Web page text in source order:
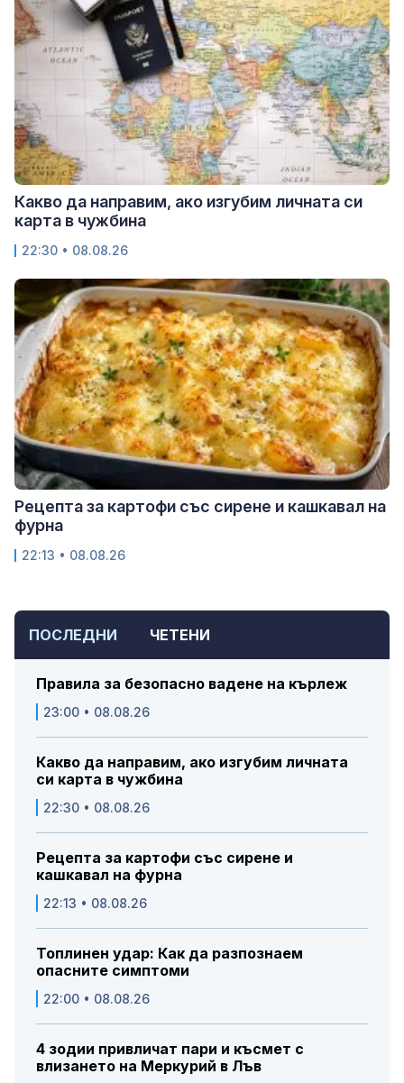
ПОСЛЕДНИ ЧЕТЕНИ
Правила за безопасно вадене на кърлеж
23:00 • 08.08.26
Какво да направим, ако изгубим личната
си карта в чужбина
22:30 • 08.08.26
Рецепта за картофи със сирене и
кашкавал на фурна
22:13 • 08.08.26
Топлинен удар: Как да разпознаем
опасните симптоми
22:00 • 08.08.26
4 зодии привличат пари и късмет с
влизането на Меркурий в Лъв
Какво да направим, ако изгубим личната си
карта в чужбина
22:30 • 08.08.26
Рецепта за картофи със сирене и кашкавал на
фурна
22:13 • 08.08.26